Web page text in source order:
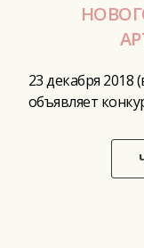
23 декабря 2018
объявляет